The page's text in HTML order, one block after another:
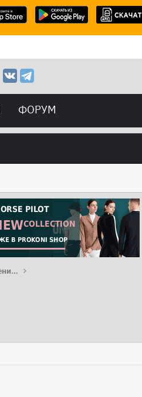
ФОРУМ
Работа с лошадью: тренировки, упражнения, лайфхаки